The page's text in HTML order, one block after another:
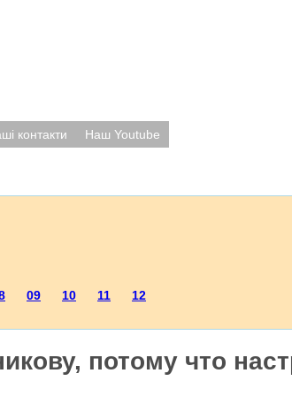
контакти Наш Youtube
09 10 11 12
потому что